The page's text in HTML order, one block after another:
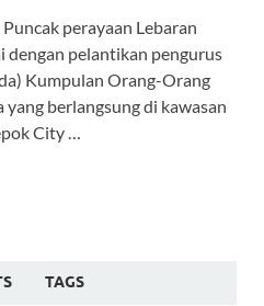
perayaan Lebaran
pelantikan pengurus
Kumpulan Orang-Orang
berlangsung di kawasan
City …
TAGS